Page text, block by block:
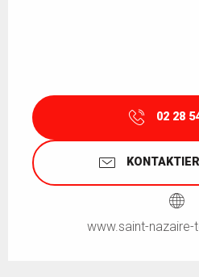
02 28
www.saint-